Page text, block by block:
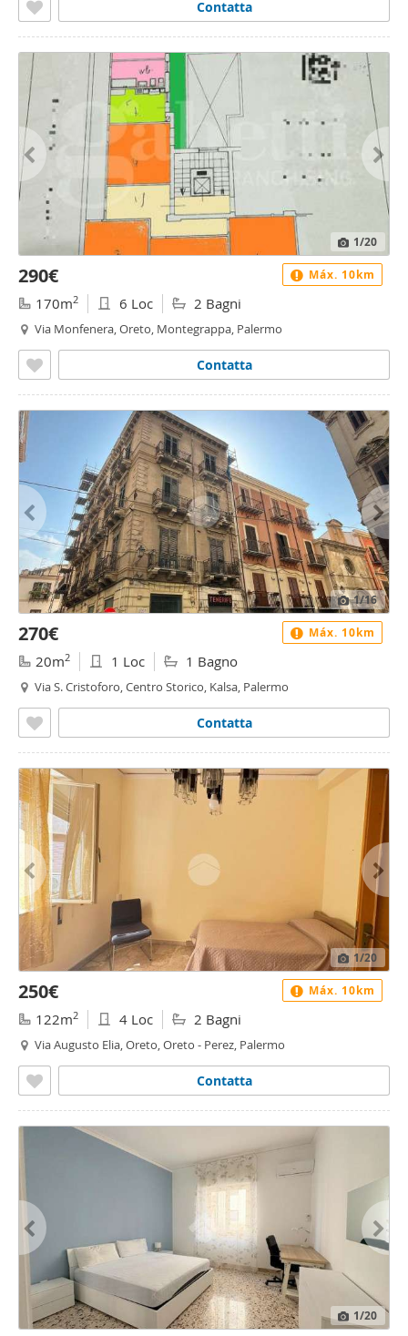
Contatta
1/20
290€
170m2 6 Loc 2 Bagni
Via Monfenera, Oreto, Montegrappa, Palermo
Contatta
Máx. 10km
1/16
270€
20m2 1 Loc 1 Bagno
Via S. Cristoforo, Centro Storico, Kalsa, Palermo
Contatta
Máx. 10km
1/20
250€
122m2 4 Loc 2 Bagni
Via Augusto Elia, Oreto, Oreto - Perez, Palermo
Contatta
Máx. 10km
1/20